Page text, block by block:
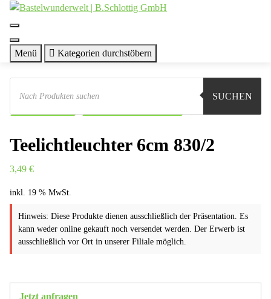
Zum
Menü
Kategorien durchstöbern
Products
search
SUCHEN
Sie sind hier:
Selbstbausätze
Teelichtleuchter 6cm 830/2
3,49 €
inkl. 19 % MwSt.
Hinweis: Diese Produkte dienen ausschließlich der Präsentation. Es
kann weder online gekauft noch versendet werden. Der Erwerb ist
ausschließlich vor Ort in unserer Filiale möglich.
Jetzt anfragen